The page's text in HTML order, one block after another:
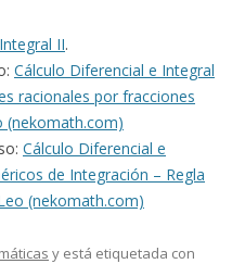
II.
Cálculo Diferencial e Integral
racionales por fracciones
(nekomath.com)
Cálculo Diferencial e
de Integración – Regla
(nekomath.com)
y está etiquetada con